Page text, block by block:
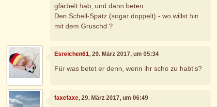
gfärbelt hab, und dann beten...
Den Schell-Spatz (sogar doppelt) - wo willst hin
mit dem Gruschd ?
Esreichen61, 29. März 2017, um 05:34
Für was betet er denn, wenn ihr scho zu habt's?
faxefaxe, 29. März 2017, um 06:49